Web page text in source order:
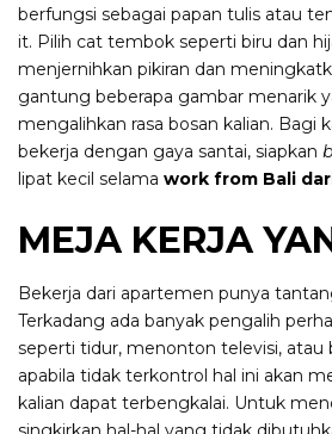
berfungsi sebagai papan tulis atau
it. Pilih cat tembok seperti biru dan
menjernihkan pikiran dan
gantung beberapa gambar menarik
mengalihkan rasa bosan kalian. Bagi
bekerja dengan gaya santai, siapkan
lipat kecil selama work from Bali
MEJA KERJA
Bekerja dari apartemen punya
Terkadang ada banyak pengalih
seperti tidur, menonton televisi, atau
apabila tidak terkontrol hal ini akan
kalian dapat terbengkalai. Untuk